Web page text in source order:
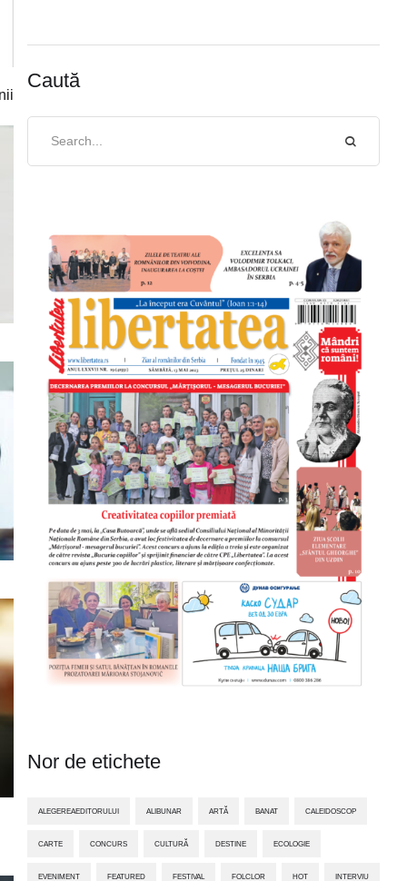
Caută
Nor de etichete
ALEGEREAEDITORULUI ALIBUNAR ARTĂ BANAT CALEIDOSCOP
CARTE CONCURS CULTURĂ DESTINE ECOLOGIE
EVENIMENT FEATURED FESTIVAL FOLCLOR HOT INTERVIU